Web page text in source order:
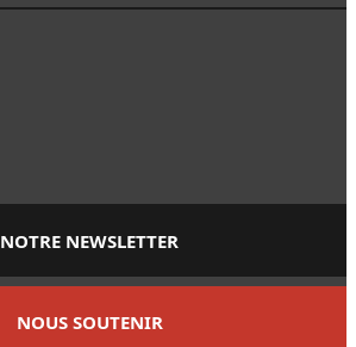
NOTRE NEWSLETTER
NOUS SOUTENIR